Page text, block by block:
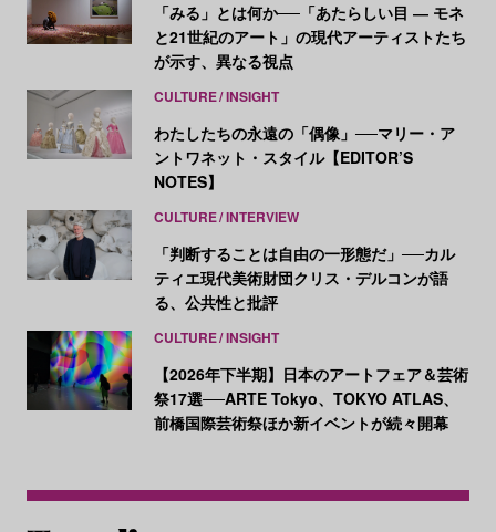
「みる」とは何か──「あたらしい目 ― モネ
と21世紀のアート」の現代アーティストたち
が示す、異なる視点
CULTURE INSIGHT
わたしたちの永遠の「偶像」──マリー・ア
ントワネット・スタイル【EDITOR’S
NOTES】
CULTURE INTERVIEW
「判断することは自由の一形態だ」──カル
ティエ現代美術財団クリス・デルコンが語
る、公共性と批評
CULTURE INSIGHT
【2026年下半期】日本のアートフェア＆芸術
祭17選──ARTE Tokyo、TOKYO ATLAS、
前橋国際芸術祭ほか新イベントが続々開幕